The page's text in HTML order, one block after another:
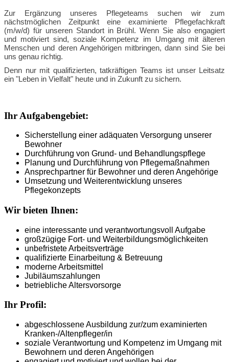
Zur Ergänzung unseres Pflegeteams suchen wir zum
nächstmöglichen Zeitpunkt eine examinierte Pflegefachkraft
(m/w/d) für unseren Standort in Brühl. Wenn Sie also engagiert
und motiviert sind, soziale Kompetenz im Umgang mit älteren
Menschen und deren Angehörigen mitbringen, dann sind Sie bei
uns genau richtig.
Denn nur mit qualifizierten, tatkräftigen Teams ist unser Leitsatz
ein "Leben in Vielfalt" heute und in Zukunft zu sichern.
Ihr Aufgabengebiet:
Sicherstellung einer adäquaten Versorgung unserer
Bewohner
Durchführung von Grund- und Behandlungspflege
Planung und Durchführung von Pflegemaßnahmen
Ansprechpartner für Bewohner und deren Angehörige
Umsetzung und Weiterentwicklung unseres
Pflegekonzepts
Wir bieten Ihnen:
eine interessante und verantwortungsvoll Aufgabe
großzügige Fort- und Weiterbildungsmöglichkeiten
unbefristete Arbeitsverträge
qualifizierte Einarbeitung & Betreuung
moderne Arbeitsmittel
Jubiläumszahlungen
betriebliche Altersvorsorge
Ihr Profil:
abgeschlossene Ausbildung zur/zum examinierten
Kranken-/Altenpfleger/in
soziale Verantwortung und Kompetenz im Umgang mit
Bewohnern und deren Angehörigen